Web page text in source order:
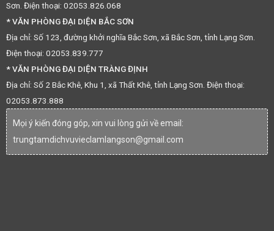
Sơn. Điện thoại: 02053.826.068
* VĂN PHÒNG ĐẠI DIỆN BẮC SƠN
Địa chỉ: Số 123, đường khởi nghĩa Bắc Sơn, xã Bắc Sơn, tỉnh Lạng Sơn.
Điện thoại: 02053.839.777
* VĂN PHÒNG ĐẠI DIỆN TRÀNG ĐỊNH
Địa chỉ: Số 2 Bắc Khê, Khu 1, xã Thất Khê, tỉnh Lạng Sơn. Điện thoại:
02053.873.888
Mọi ý kiến đóng góp, xin vui lòng gửi về email:
trungtamdichvuvieclamlangson@gmail.com